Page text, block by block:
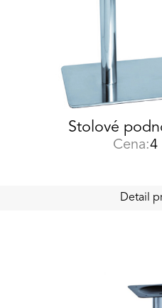
Stolové
Cena:4
Detail